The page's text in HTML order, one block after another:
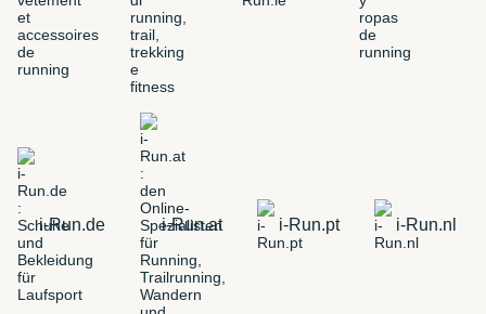
i-Run.de i-Run.at i-Run.pt i-Run.nl